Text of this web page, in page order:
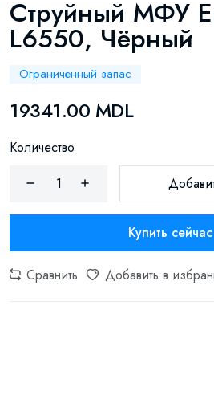
Струйный МФУ
L6550, Чёрный
Ограниченный запас
19341.00 MDL
Количество
Купить сейчас
Сравнить Добавить в